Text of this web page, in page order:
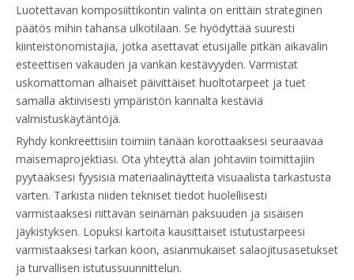
Luotettavan komposiittikontin valinta on erittäin strateginen
päätös mihin tahansa ulkotilaan. Se hyödyttää suuresti
kiinteistönomistajia, jotka asettavat etusijalle pitkän aikavälin
esteettisen vakauden ja vankan kestävyyden. Varmistat
uskomattoman alhaiset päivittäiset huoltotarpeet ja tuet
samalla aktiivisesti ympäristön kannalta kestäviä
valmistuskäytäntöjä.
Ryhdy konkreettisiin toimiin tänään korottaaksesi seuraavaa
maisemaprojektiasi. Ota yhteyttä alan johtaviin toimittajiin
pyytääksesi fyysisiä materiaalinäytteitä visuaalista tarkastusta
varten. Tarkista niiden tekniset tiedot huolellisesti
varmistaaksesi riittävän seinämän paksuuden ja sisäisen
jäykistyksen. Lopuksi kartoita kausittaiset istutustarpeesi
varmistaaksesi tarkan koon, asianmukaiset salaojitusasetukset
ja turvallisen istutussuunnittelun.